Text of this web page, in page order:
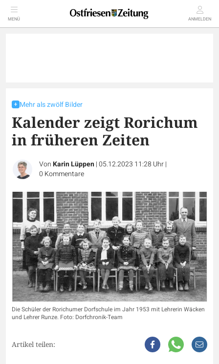
MENÜ ANMELDEN
Mehr als zwölf Bilder
Kalender zeigt Rorichum
in früheren Zeiten
VonKarin Lüppen|05.12.2023 11:28 Uhr|
0 Kommentare
Die Schüler der Rorichumer Dorfschule im Jahr 1953 mit Lehrerin Wäcken
und Lehrer Runze. Foto: Dorfchronik-Team
Artikel teilen: